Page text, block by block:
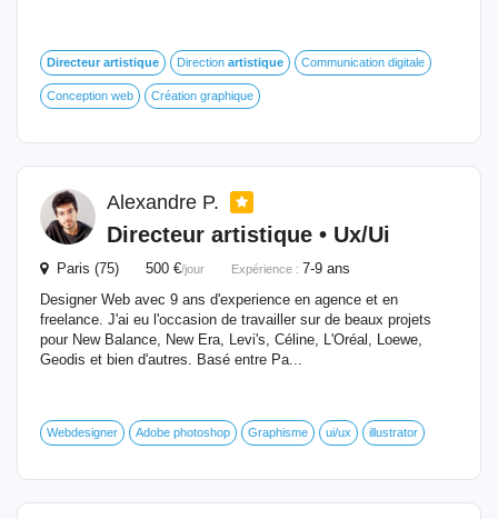
Directeur artistique Direction artistique Communication digitale
Conception web Création graphique
Alexandre P.
Directeur artistique • Ux/Ui
Paris (75) 500 €/jour Expérience : 7-9 ans
Designer Web avec 9 ans d'experience en agence et en
freelance. J'ai eu l'occasion de travailler sur de beaux projets
pour New Balance, New Era, Levi's, Céline, L'Oréal, Loewe,
Geodis et bien d'autres. Basé entre Pa...
Webdesigner Adobe photoshop Graphisme ui/ux illustrator